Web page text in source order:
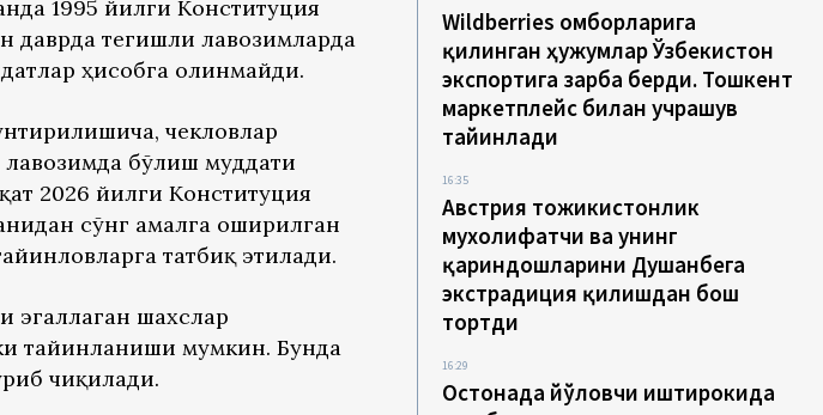
1995 йилги Конституция
даврда тегишли лавозимларда
ҳисобга олинмайди.
чекловлар
бўлиш муддати
2026 йилги Конституция
сўнг амалга оширилган
татбиқ этилади.
эгаллаган шахслар
тайинланиши мумкин. Бунда
чиқилади.
Wildberries омборларига
қилинган ҳужумлар Ўзбекистон
экспортига зарба берди. Тошкент
маркетплейс билан учрашув
тайинлади
16:35
Австрия тожикистонлик
мухолифатчи ва унинг
қариндошларини Душанбега
экстрадиция қилишдан бош
тортди
16:29
Остонада йўловчи иштирокида